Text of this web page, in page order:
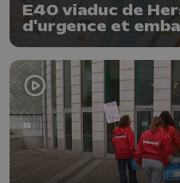
E40 viaduc de
d'urgence et